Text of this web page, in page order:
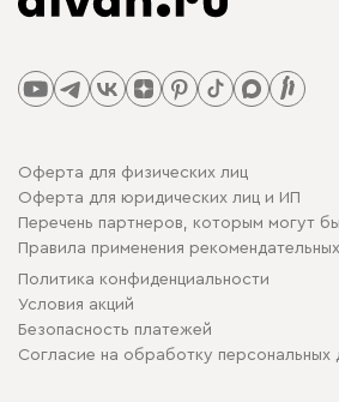
Оферта для физических лиц
Оферта для юридических лиц и ИП
Перечень партнеров, которым могут
Правила применения
Политика конфиденциальности
Условия акций
Безопасность платежей
Cогласие на обработку персональных